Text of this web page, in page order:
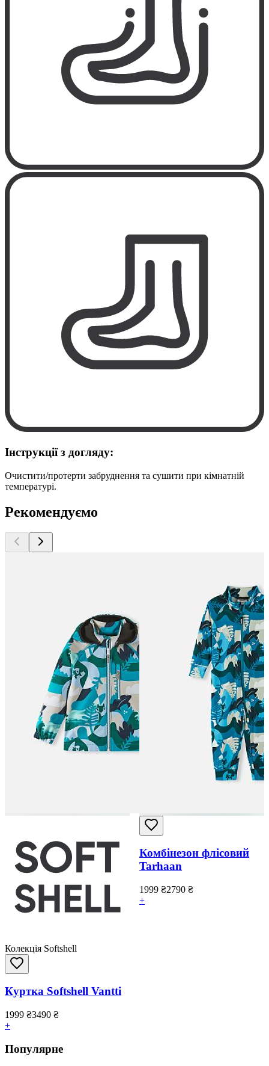
Інструкції з догляду:
Очистити/протерти забруднення та сушити при кімнатній
температурі.
Рекомендуємо
Колекція Softshell
Куртка Softshell Vantti
1999 ₴3490 ₴
+
Комбінезон флісовий
Tarhaan
1999 ₴2790 ₴
+
Популярне